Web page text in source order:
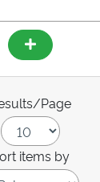
Page
items by